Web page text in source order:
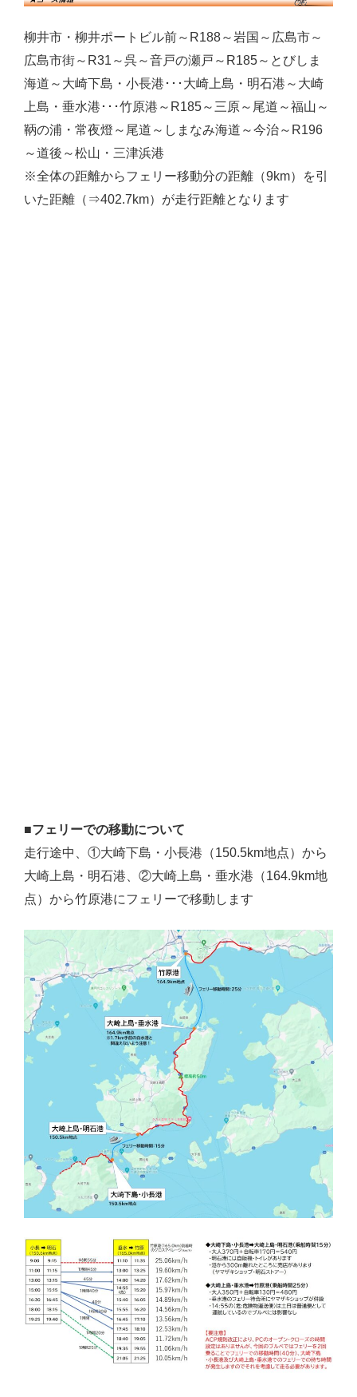
柳井市・柳井ポートビル前～R188～岩国～広島市～
広島市街～R31～呉～音戸の瀬戸～R185～とびしま
海道～大崎下島・小長港･･･大崎上島・明石港～大崎
上島・垂水港･･･竹原港～R185～三原～尾道～福山～
鞆の浦・常夜燈～尾道～しまなみ海道～今治～R196
～道後～松山・三津浜港
※全体の距離からフェリー移動分の距離（9km）を引
いた距離（⇒402.7km）が走行距離となります
■フェリーでの移動について
走行途中、①大崎下島・小長港（150.5km地点）から
大崎上島・明石港、②大崎上島・垂水港（164.9km地
点）から竹原港にフェリーで移動します